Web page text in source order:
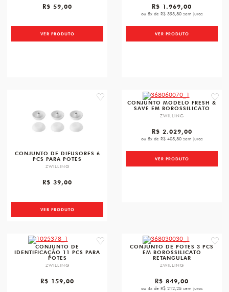
PANELAS
TALHERES
R$ 59,00
VER PRODUTO
R$ 1.969,00
ou 5x de R$ 393,80 sem juros
VER PRODUTO
favorite
CONJUNTO DE DIFUSORES 6
PCS PARA POTES
ZWILLING
R$ 39,00
VER PRODUTO
CONJUNTO MODELO FRESH &
SAVE EM BOROSSILICATO
ZWILLING
R$ 2.029,00
ou 5x de R$ 405,80 sem juros
VER PRODUTO
favorite
CONJUNTO DE
IDENTIFICAÇÃO 11 PCS PARA
POTES
ZWILLING
R$ 159,00
CONJUNTO DE POTES 3 PCS
EM BOROSSILICATO
RETANGULAR
ZWILLING
R$ 849,00
ou 4x de R$ 212,25 sem juros